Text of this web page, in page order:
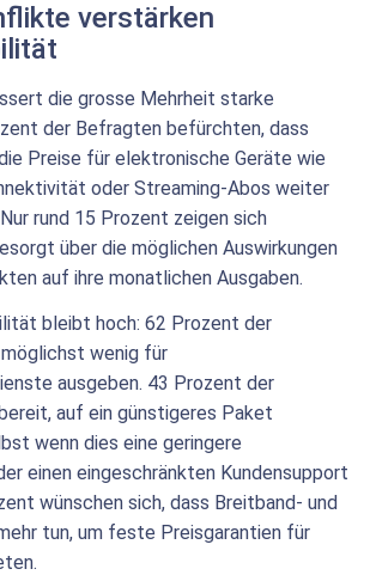
verstärken
die grosse Mehrheit starke
der Befragten befürchten, dass
Preise für elektronische Geräte wie
oder Streaming-Abos weiter
rund 15 Prozent zeigen sich
über die möglichen Auswirkungen
auf ihre monatlichen Ausgaben.
bleibt hoch: 62 Prozent der
wenig für
ausgeben. 43 Prozent der
auf ein günstigeres Paket
wenn dies eine geringere
einen eingeschränkten Kundensupport
wünschen sich, dass Breitband- und
tun, um feste Preisgarantien für